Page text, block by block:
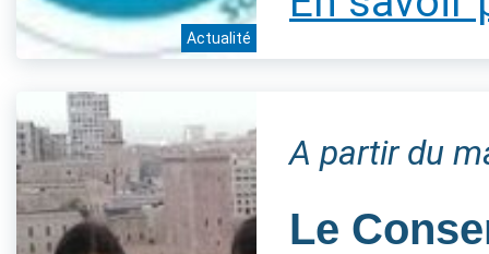
Actualité
A partir du
Le